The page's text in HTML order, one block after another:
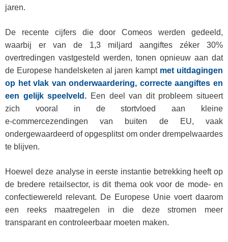
jaren.
De recente cijfers die door Comeos werden gedeeld,
waarbij er van de 1,3 miljard aangiftes zéker 30%
overtredingen vastgesteld werden, tonen opnieuw aan dat
de Europese handelsketen al jaren kampt met uitdagingen
op het vlak van onderwaardering, correcte aangiftes en
een gelijk speelveld. Een deel van dit probleem situeert
zich vooral in de stortvloed aan kleine
e‑commercezendingen van buiten de EU, vaak
ondergewaardeerd of opgesplitst om onder drempelwaardes
te blijven.
Hoewel deze analyse in eerste instantie betrekking heeft op
de bredere retailsector, is dit thema ook voor de mode‑ en
confectiewereld relevant. De Europese Unie voert daarom
een reeks maatregelen in die deze stromen meer
transparant en controleerbaar moeten maken.